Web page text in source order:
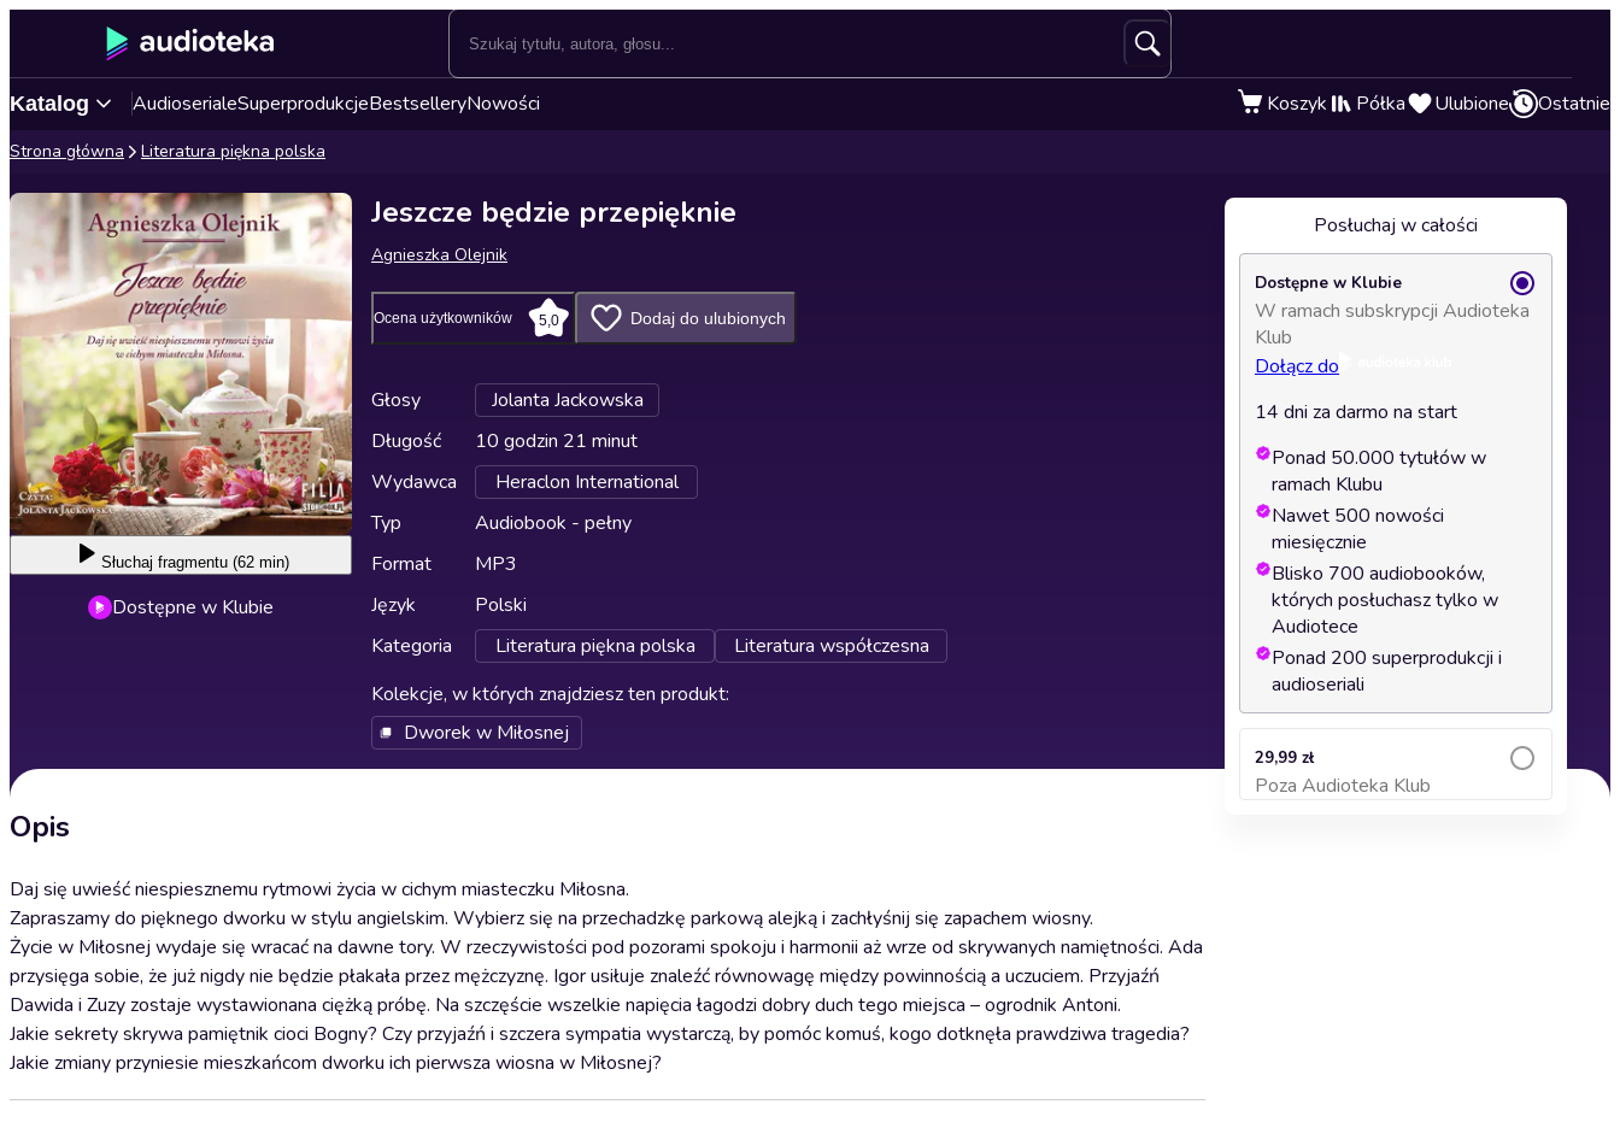
Katalog AudioserialeSuperprodukcjeBestselleryNowości Koszyk Półka Ulubione Ostatnie
Strona główna Literatura piękna polska
Słuchaj fragmentu (62 min)
Dostępne w Klubie
Jeszcze będzie przepięknie
Agnieszka Olejnik
Ocena użytkowników 5,0 Dodaj do ulubionych
Głosy
Jolanta Jackowska
Długość
10 godzin 21 minut
Wydawca
Heraclon International
Typ
Audiobook - pełny
Format
MP3
Język
Polski
Kategoria
Literatura piękna polska
Literatura współczesna
Kolekcje, w których znajdziesz ten produkt:
Dworek w Miłosnej
Opis
Daj się uwieść niespiesznemu rytmowi życia w cichym miasteczku Miłosna.
Zapraszamy do pięknego dworku w stylu angielskim. Wybierz się na przechadzkę parkową alejką i zachłyśnij się zapachem wiosny.
Życie w Miłosnej wydaje się wracać na dawne tory. W rzeczywistości pod pozorami spokoju i harmonii aż wrze od skrywanych namiętności. Ada
przysięga sobie, że już nigdy nie będzie płakała przez mężczyznę. Igor usiłuje znaleźć równowagę między powinnością a uczuciem. Przyjaźń
Dawida i Zuzy zostaje wystawionana ciężką próbę. Na szczęście wszelkie napięcia łagodzi dobry duch tego miejsca – ogrodnik Antoni.
Jakie sekrety skrywa pamiętnik cioci Bogny? Czy przyjaźń i szczera sympatia wystarczą, by pomóc komuś, kogo dotknęła prawdziwa tragedia?
Jakie zmiany przyniesie mieszkańcom dworku ich pierwsza wiosna w Miłosnej?
Posłuchaj w całości
Dostępne w Klubie
W ramach subskrypcji Audioteka
Klub
Dołącz do
14 dni za darmo na start
Ponad 50.000 tytułów w
ramach Klubu
Nawet 500 nowości
miesięcznie
Blisko 700 audiobooków,
których posłuchasz tylko w
Audiotece
Ponad 200 superprodukcji i
audioseriali
29,99 zł
Poza Audioteka Klub
Dodaj do koszyka